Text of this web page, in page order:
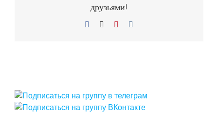
друзьями!
Facebook Pinterest